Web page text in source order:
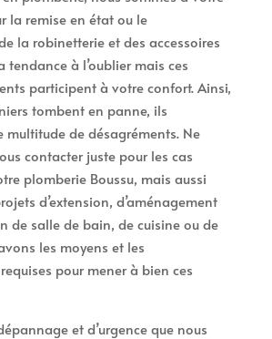
la remise en état ou le
la robinetterie et des accessoires
tendance à l’oublier mais ces
participent à votre confort. Ainsi,
tombent en panne, ils
multitude de désagréments. Ne
contacter juste pour les cas
plomberie Boussu, mais aussi
d’extension, d’aménagement
de salle de bain, de cuisine ou de
les moyens et les
pour mener à bien ces
et d’urgence que nous